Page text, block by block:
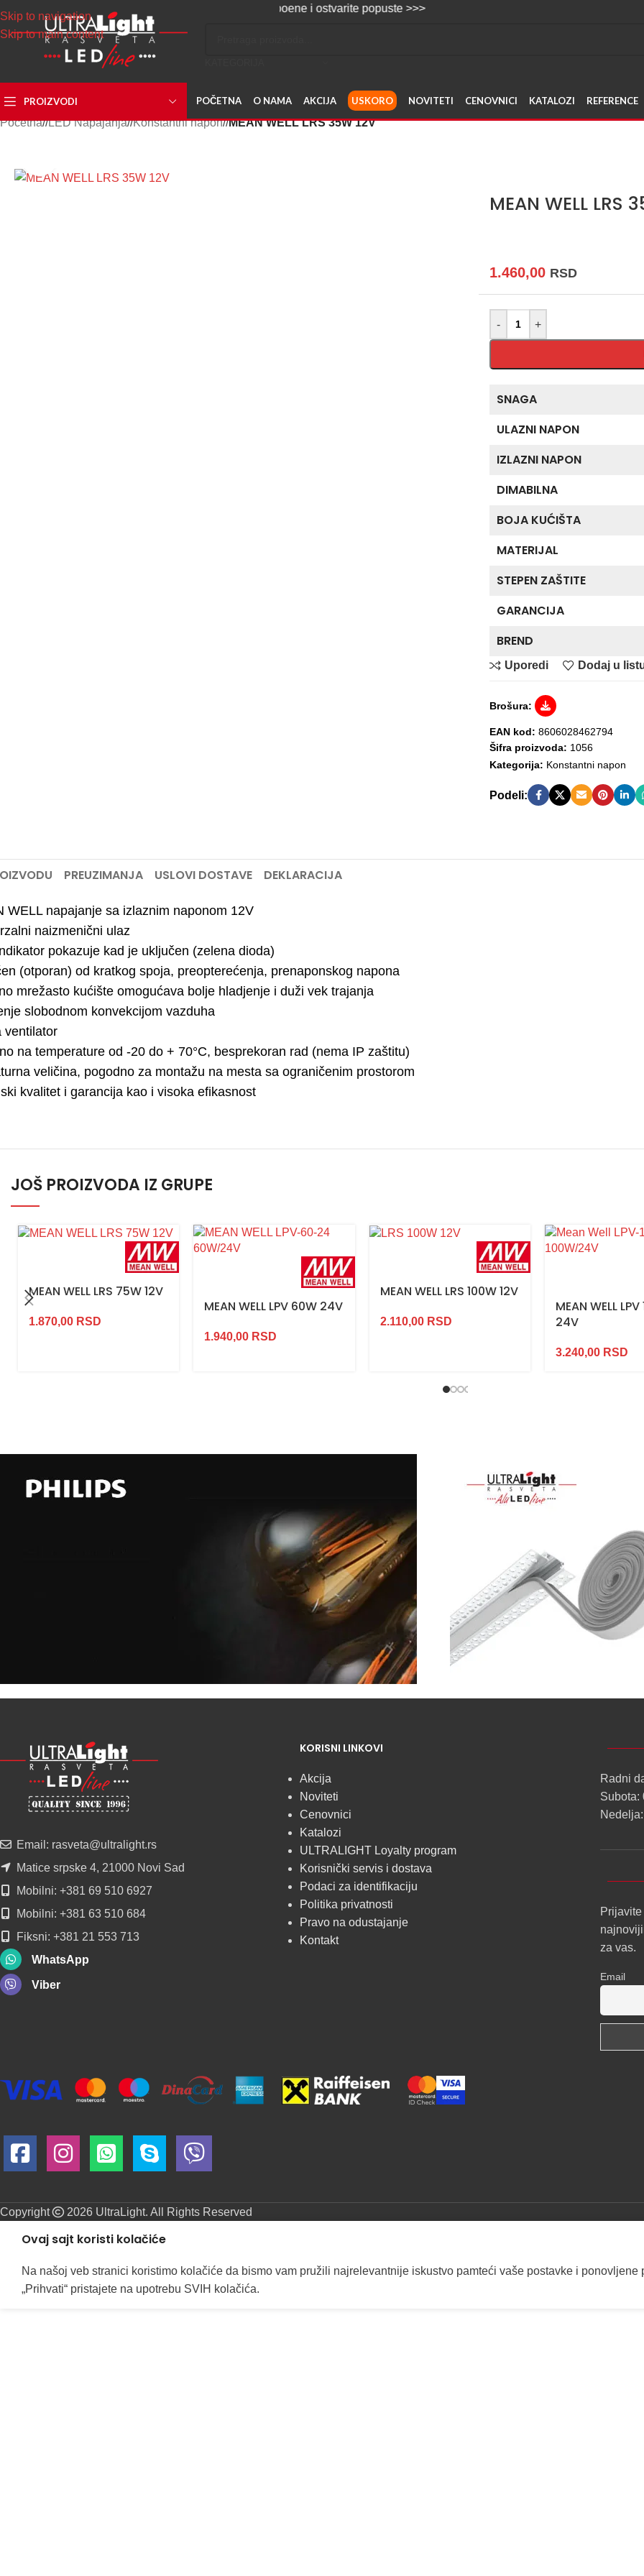
Skip to navigation
Skip to main content
Napravite svoj nalog, sakupljajte poene i ostvarite popuste >>>
PROIZVODI POČETNA O NAMA AKCIJA USKORO NOVITETI CENOVNICI KATALOZI REFERENCE
Početna/ LED Napajanja/ Konstantni napon/ MEAN WELL LRS 35W 12V
MEAN WELL LRS
1.460,00 RSD
- +
SNAGA
ULAZNI NAPON
IZLAZNI NAPON
DIMABILNA
BOJA KUĆIŠTA
MATERIJAL
STEPEN ZAŠTITE
GARANCIJA
BREND
Uporedi
Dodaj u
Brošura:
EAN kod: 8606028462794
Šifra proizvoda: 1056
Kategorija: Konstantni napon
Podeli:
PREUZIMANJA USLOVI DOSTAVE DEKLARACIJA
WELL napajanje sa izlaznim naponom 12V
naizmenični ulaz
pokazuje kad je uključen (zelena dioda)
(otporan) od kratkog spoja, preopterećenja, prenaponskog napona
mrežasto kućište omogućava bolje hladjenje i duži vek trajanja
slobodnom konvekcijom vazduha
ventilator
na temperature od -20 do + 70°C, besprekoran rad (nema IP zaštitu)
veličina, pogodno za montažu na mesta sa ograničenim prostorom
kvalitet i garancija kao i visoka efikasnost
JOŠ PROIZVODA IZ GRUPE
MEAN WELL LRS 75W 12V
1.870,00 RSD
MEAN WELL LPV 60W 24V
1.940,00 RSD
MEAN WELL LRS 100W 12V
2.110,00 RSD
MEAN WELL
24V
3.240,00 RSD
LED
SIJALICA
u regionu
POGLEDAJ
Email: rasveta@ultralight.rs
Matice srpske 4, 21000 Novi Sad
Mobilni: +381 69 510 6927
Mobilni: +381 63 510 684
Fiksni: +381 21 553 713
WhatsApp
Viber
KORISNI LINKOVI
Akcija
Noviteti
Cenovnici
Katalozi
ULTRALIGHT Loyalty program
Korisnički servis i dostava
Podaci za identifikaciju
Politika privatnosti
Pravo na odustajanje
Kontakt
Radni
Subota:
za vas.
Email
Copyright 2026 UltraLight. All Rights Reserved
Ovaj sajt koristi kolačiće
Na našoj veb stranici koristimo kolačiće da bismo vam pružili najrelevantnije iskustvo pamteći vaše postavke i ponovljene
„Prihvati“ pristajete na upotrebu SVIH kolačića.